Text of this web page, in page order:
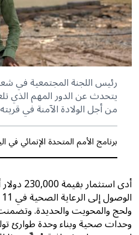
رئيس اللجنة المجتمعية في
يتحدث عن الدور المهم الذي
من أجل الولادة الآمنة في قريته
برنامج الأمم المتحدة الإنمائي في
أدى
ولحج والمحويت والحديدة.
وحدات صحية وبناء وحدة طوارئ